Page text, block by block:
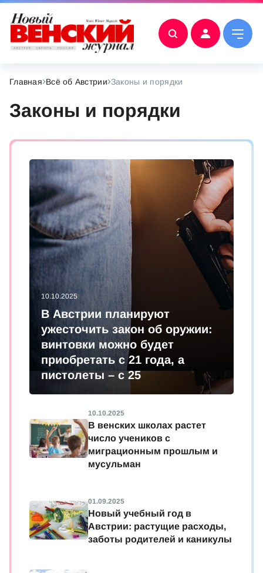
Главная Всё об Австрии Законы и порядки
Законы и порядки
10.10.2025
В Австрии планируют
ужесточить закон об оружии:
винтовки можно будет
приобретать с 21 года, а
пистолеты – с 25
10.10.2025
В венских школах растет
число учеников с
миграционным прошлым и
мусульман
01.09.2025
Новый учебный год в
Австрии: растущие расходы,
заботы родителей и каникулы